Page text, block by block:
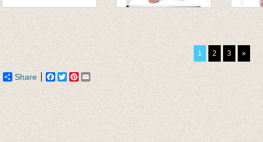
€
€ 6,95
1 2 3 »
Share Facebook
TwitterPinterest